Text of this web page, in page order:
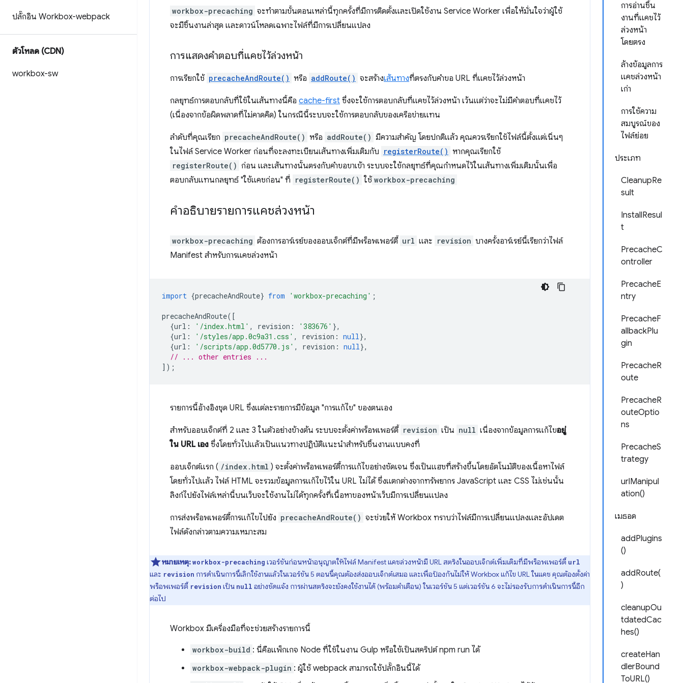
ปลั๊กอิน Workbox-webpack
ตัวโหลด (CDN)
workbox-sw
การอ่านชิ้น
งานที่แคชไว้
ล่วงหน้า
โดยตรง
ล้างข้อมูลการ
แคชล่วงหน้า
เก่า
การใช้ความ
สมบูรณ์ของ
ไฟล์ย่อย
ประเภท
CleanupRe
sult
InstallResul
t
PrecacheC
ontroller
PrecacheE
ntry
PrecacheF
allbackPlu
gin
PrecacheR
oute
PrecacheR
outeOptio
ns
PrecacheS
trategy
urlManipul
ation()
เมธอด
addPlugins
()
addRoute(
)
cleanupOu
tdatedCac
hes()
createHan
dlerBound
ToURL()
workbox-precaching จะทําตามขั้นตอนเหล่านี้ทุกครั้งที่มีการติดตั้งและเปิดใช้งาน Service Worker เพื่อให้มั่นใจว่าผู้ใช้
จะมีชิ้นงานล่าสุด และดาวน์โหลดเฉพาะไฟล์ที่มีการเปลี่ยนแปลง
การแสดงคำตอบที่แคชไว้ล่วงหน้า
การเรียกใช้ precacheAndRoute() หรือ addRoute() จะสร้างเส้นทางที่ตรงกับคําขอ URL ที่แคชไว้ล่วงหน้า
กลยุทธ์การตอบกลับที่ใช้ในเส้นทางนี้คือ cache-first ซึ่งจะใช้การตอบกลับที่แคชไว้ล่วงหน้า เว้นแต่ว่าจะไม่มีคำตอบที่แคชไว้
(เนื่องจากข้อผิดพลาดที่ไม่คาดคิด) ในกรณีนี้ระบบจะใช้การตอบกลับของเครือข่ายแทน
ลำดับที่คุณเรียก precacheAndRoute() หรือ addRoute() มีความสำคัญ โดยปกติแล้ว คุณควรเรียกใช้ไฟล์นี้ตั้งแต่เนิ่นๆ
ในไฟล์ Service Worker ก่อนที่จะลงทะเบียนเส้นทางเพิ่มเติมกับ registerRoute() หากคุณเรียกใช้
registerRoute() ก่อน และเส้นทางนั้นตรงกับคําขอขาเข้า ระบบจะใช้กลยุทธ์ที่คุณกําหนดไว้ในเส้นทางเพิ่มเติมนั้นเพื่อ
ตอบกลับแทนกลยุทธ์ "ใช้แคชก่อน" ที่ registerRoute() ใช้ workbox-precaching
คําอธิบายรายการแคชล่วงหน้า
workbox-precaching ต้องการอาร์เรย์ของออบเจ็กต์ที่มีพร็อพเพอร์ตี้ url และ revision บางครั้งอาร์เรย์นี้เรียกว่าไฟล์
Manifest สำหรับการแคชล่วงหน้า
import {precacheAndRoute} from 'workbox-precaching' ;
precacheAndRoute([
{url : '/index.html' , revision : '383676' },
{url : '/styles/app.0c9a31.css' , revision : null},
{url : '/scripts/app.0d5770.js' , revision : null},
// ... other entries ...
]);
รายการนี้อ้างอิงชุด URL ซึ่งแต่ละรายการมีข้อมูล "การแก้ไข" ของตนเอง
สําหรับออบเจ็กต์ที่ 2 และ 3 ในตัวอย่างข้างต้น ระบบจะตั้งค่าพร็อพเพอร์ตี้ revision เป็น null เนื่องจากข้อมูลการแก้ไขอยู่
ใน URL เอง ซึ่งโดยทั่วไปแล้วเป็นแนวทางปฏิบัติแนะนำสำหรับชิ้นงานแบบคงที่
ออบเจ็กต์แรก ( /index.html ) จะตั้งค่าพร็อพเพอร์ตี้การแก้ไขอย่างชัดเจน ซึ่งเป็นแฮชที่สร้างขึ้นโดยอัตโนมัติของเนื้อหาไฟล์
โดยทั่วไปแล้ว ไฟล์ HTML จะรวมข้อมูลการแก้ไขไว้ใน URL ไม่ได้ ซึ่งแตกต่างจากทรัพยากร JavaScript และ CSS ไม่เช่นนั้น
ลิงก์ไปยังไฟล์เหล่านี้บนเว็บจะใช้งานไม่ได้ทุกครั้งที่เนื้อหาของหน้าเว็บมีการเปลี่ยนแปลง
การส่งพร็อพเพอร์ตี้การแก้ไขไปยัง precacheAndRoute() จะช่วยให้ Workbox ทราบว่าไฟล์มีการเปลี่ยนแปลงและอัปเดต
ไฟล์ดังกล่าวตามความเหมาะสม
หมายเหตุ:workbox-precaching เวอร์ชันก่อนหน้าอนุญาตให้ไฟล์ Manifest แคชล่วงหน้ามี URL สตริงในออบเจ็กต์เพิ่มเติมที่มีพร็อพเพอร์ตี้ url
และ revision การดำเนินการนี้เลิกใช้งานแล้วในเวอร์ชัน 5 ตอนนี้คุณต้องส่งออบเจ็กต์เสมอ และเพื่อป้องกันไม่ให้ Workbox แก้ไข URL ในแคช คุณต้องตั้งค่า
พร็อพเพอร์ตี้ revision เป็น null อย่างชัดแจ้ง การผ่านสตริงจะยังคงใช้งานได้ (พร้อมคำเตือน) ในเวอร์ชัน 5 แต่เวอร์ชัน 6 จะไม่รองรับการดำเนินการนี้อีก
ต่อไป
Workbox มีเครื่องมือที่จะช่วยสร้างรายการนี้
workbox-build : นี่คือแพ็กเกจ Node ที่ใช้ในงาน Gulp หรือใช้เป็นสคริปต์ npm run ได้
workbox-webpack-plugin : ผู้ใช้ webpack สามารถใช้ปลั๊กอินนี้ได้